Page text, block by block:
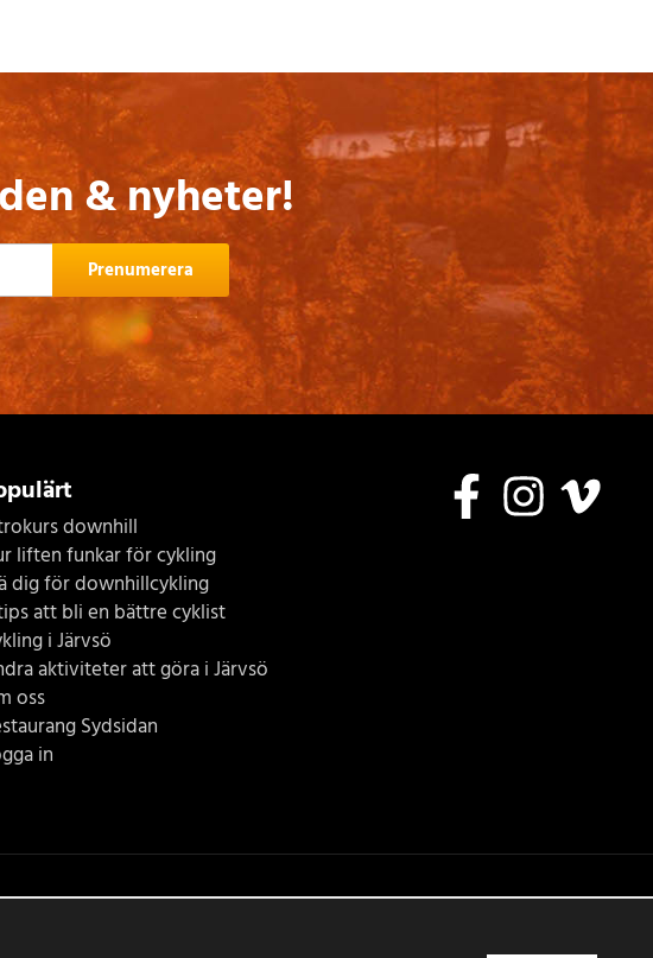
& nyheter!
Prenumerera
downhill
liften funkar för cykling
dig för downhillcykling
att bli en bättre cyklist
i Järvsö
aktiviteter att göra i Järvsö
oss
Sydsidan
in